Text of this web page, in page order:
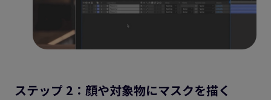
ステップ 2：顔や対象物にマスクを描く